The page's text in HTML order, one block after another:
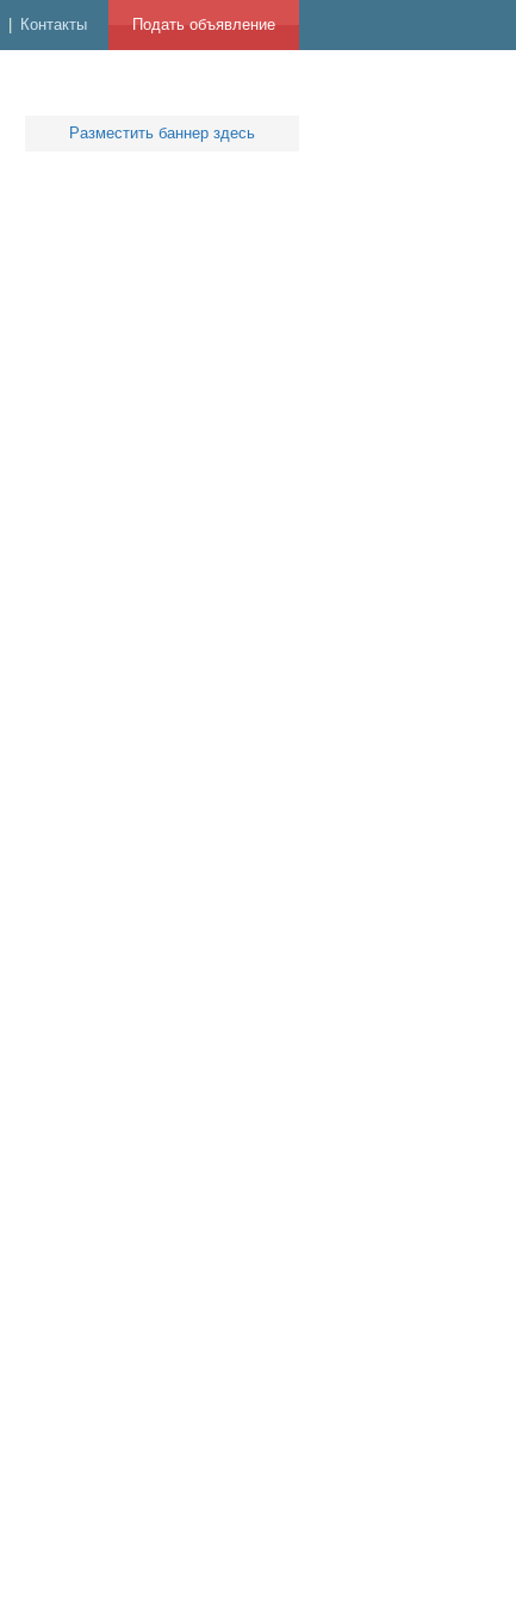
Подать объявление
Контакты
Разместить баннер здесь